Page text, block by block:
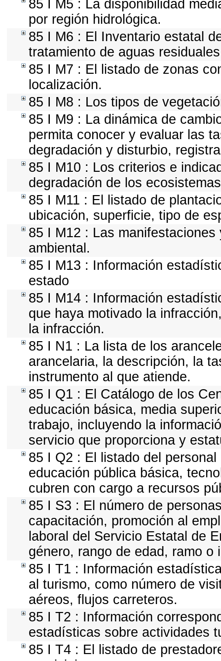
85 I M5 : La disponibilidad
por región hidrológica.
85 I M6 : El Inventario estatal
tratamiento de aguas
85 I M7 : El listado de zonas
localización.
85 I M8 : Los tipos de
85 I M9 : La dinámica de
permita conocer y evaluar las
degradación y disturbio,
85 I M10 : Los criterios e
degradación de los
85 I M11 : El listado de
ubicación, superficie, tipo de
85 I M12 : Las
ambiental.
85 I M13 : Información
estado
85 I M14 : Información
que haya motivado la
la infracción.
85 I N1 : La lista de los
arancelaria, la descripción, la
instrumento al que atiende.
85 I Q1 : El Catálogo de los
educación básica, media
trabajo, incluyendo la
servicio que proporciona y
85 I Q2 : El listado del
educación pública básica,
cubren con cargo a recursos
85 I S3 : El número de
capacitación, promoción al
laboral del Servicio Estatal de
género, rango de edad, ramo
85 I T1 : Información
al turismo, como número de
aéreos, flujos carreteros.
85 I T2 : Información
estadísticas sobre actividades
85 I T4 : El listado de